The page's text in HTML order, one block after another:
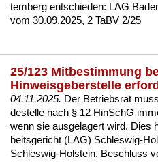
tem­berg ent­schie­den: LAG
vom 30.09.2025, 2 TaBV 2/25
25/123 Mitbestimmung
Hinweisgeberstelle
04.11.2025. Der Be­triebs­rat
de­stel­le nach § 12 HinSchG
wenn sie aus­ge­la­gert wird.
beits­ge­richt (LAG) Schles­wig-
Schles­wig-Hol­stein, Be­schluss